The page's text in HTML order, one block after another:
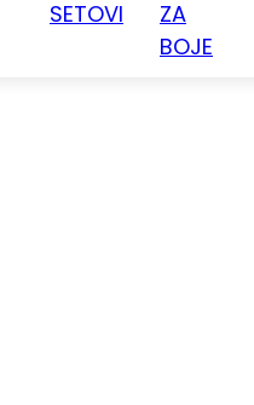
SETOVI
ZA
BOJE